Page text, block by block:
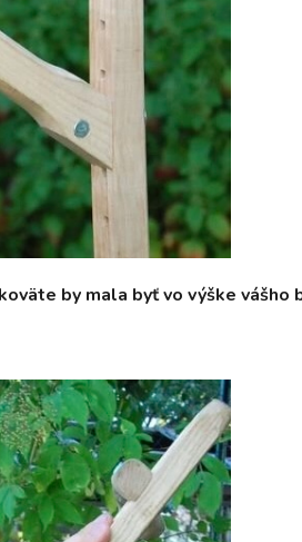
by mala byť vo výške vášho